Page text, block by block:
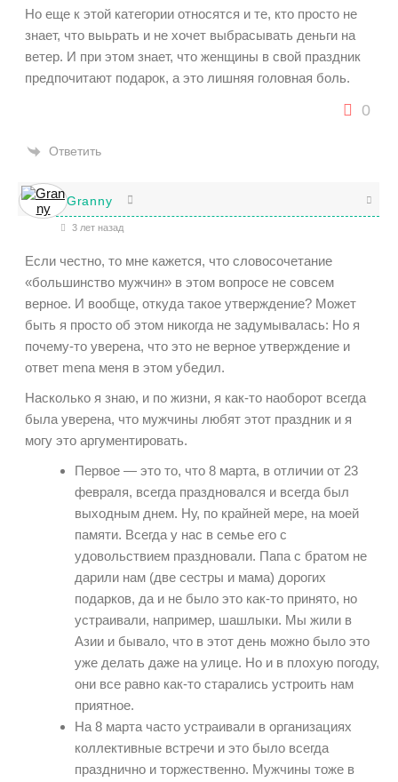
Но еще к этой категории относятся и те, кто просто не
знает, что выьрать и не хочет выбрасывать деньги на
ветер. И при этом знает, что женщины в свой праздник
предпочитают подарок, а это лишняя головная боль.
0
Ответить
Granny
3 лет назад
Если честно, то мне кажется, что словосочетание
«большинство мужчин» в этом вопросе не совсем
верное. И вообще, откуда такое утверждение? Может
быть я просто об этом никогда не задумывалась: Но я
почему-то уверена, что это не верное утверждение и
ответ menа меня в этом убедил.
Насколько я знаю, и по жизни, я как-то наоборот всегда
была уверена, что мужчины любят этот праздник и я
могу это аргументировать.
Первое — это то, что 8 марта, в отличии от 23
февраля, всегда праздновался и всегда был
выходным днем. Ну, по крайней мере, на моей
памяти. Всегда у нас в семье его с
удовольствием праздновали. Папа с братом не
дарили нам (две сестры и мама) дорогих
подарков, да и не было это как-то принято, но
устраивали, например, шашлыки. Мы жили в
Азии и бывало, что в этот день можно было это
уже делать даже на улице. Но и в плохую погоду,
они все равно как-то старались устроить нам
приятное.
На 8 марта часто устраивали в организациях
коллективные встречи и это было всегда
празднично и торжественно. Мужчины тоже в